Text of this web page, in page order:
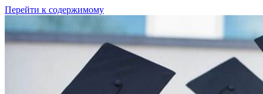
Перейти к содержимому